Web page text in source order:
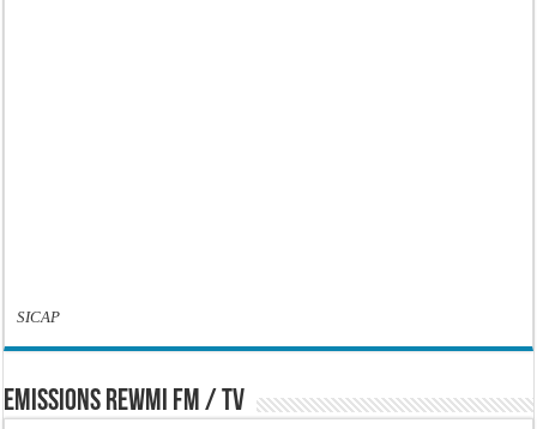
SICAP
EMISSIONS REWMI FM / TV